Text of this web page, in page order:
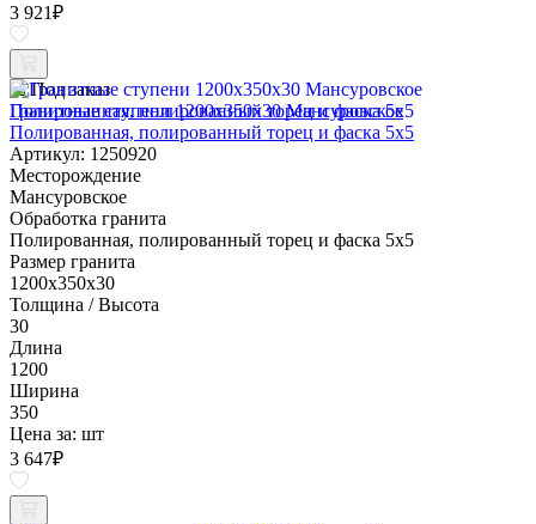
3 921₽
Под заказ
Гранитные ступени 1200x350x30 Мансуровское
Полированная, полированный торец и фаска 5x5
Артикул: 1250920
Месторождение
Мансуровское
Обработка гранита
Полированная, полированный торец и фаска 5x5
Размер гранита
1200x350x30
Толщина / Высота
30
Длина
1200
Ширина
350
Цена за: шт
3 647₽